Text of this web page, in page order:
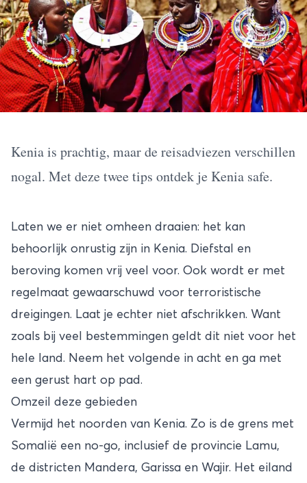
Kenia is prachtig, maar de reisadviezen verschillen
nogal. Met deze twee tips ontdek je Kenia safe.
Laten we er niet omheen draaien: het kan
behoorlijk onrustig zijn in Kenia. Diefstal en
beroving komen vrij veel voor. Ook wordt er met
regelmaat gewaarschuwd voor terroristische
dreigingen. Laat je echter niet afschrikken. Want
zoals bij veel bestemmingen geldt dit niet voor het
hele land. Neem het volgende in acht en ga met
een gerust hart op pad.
Omzeil deze gebieden
Vermijd het noorden van Kenia. Zo is de grens met
Somalië een no-go, inclusief de provincie Lamu,
de districten Mandera, Garissa en Wajir. Het eiland